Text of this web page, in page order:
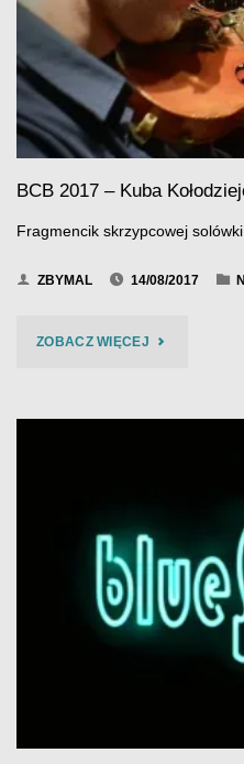
BCB 2017 – Kuba
Fragmencik skrzypcowej
ZBYMAL 14/08/2017
ZOBACZ WIĘCEJ"BCB
–
WIDEO